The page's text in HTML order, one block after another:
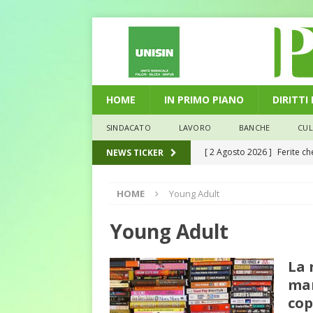
HOME IN PRIMO PIANO DIRITTI
SINDACATO LAVORO BANCHE
NEWS TICKER [ 2 Agosto 2026 ] Ferite
[ 29 Luglio 2026 ]
la media nazionale
debiti sono più leggeri
[ 26 Luglio 2026 ]
Il
HOME Young Adult
Young Adult
La